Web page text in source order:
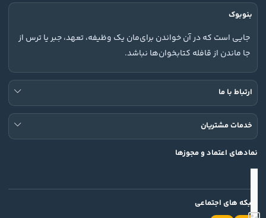
بنوبوک
جایی است که در آن خواندن برای‌مان یک وظیفه، تعهد، جبر یا ترس از
جا ماندن از قافله کتابخوان‌ها نباشد.
ارتباط با ما
خدمات مشتریان
نمادهای اعتماد و مجوزها
شبکه های اجتماعی